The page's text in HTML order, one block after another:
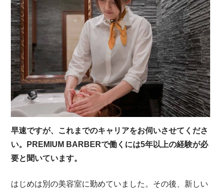
早速ですが、これまでのキャリアをお伺いさせてくださ
い。PREMIUM BARBERで働くには5年以上の経験が必
要と聞いています。
はじめは別の美容室に勤めていました。その後、新しい